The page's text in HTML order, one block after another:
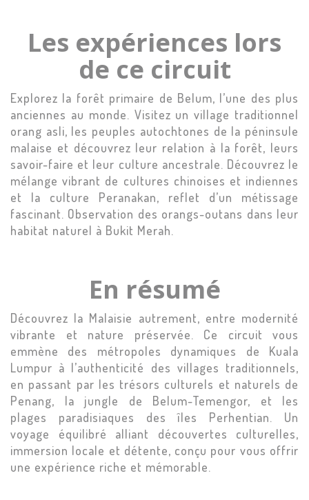
Les expériences lors
de ce circuit
Explorez la forêt primaire de Belum, l’une des plus
anciennes au monde. Visitez un village traditionnel
orang asli, les peuples autochtones de la péninsule
malaise et découvrez leur relation à la forêt, leurs
savoir-faire et leur culture ancestrale. Découvrez le
mélange vibrant de cultures chinoises et indiennes
et la culture Peranakan, reflet d’un métissage
fascinant. Observation des orangs-outans dans leur
habitat naturel à Bukit Merah.
En résumé
Découvrez la Malaisie autrement, entre modernité
vibrante et nature préservée. Ce circuit vous
emmène des métropoles dynamiques de Kuala
Lumpur à l’authenticité des villages traditionnels,
en passant par les trésors culturels et naturels de
Penang, la jungle de Belum-Temengor, et les
plages paradisiaques des îles Perhentian. Un
voyage équilibré alliant découvertes culturelles,
immersion locale et détente, conçu pour vous offrir
une expérience riche et mémorable.